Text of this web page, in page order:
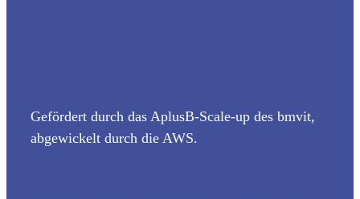
Gefördert durch das AplusB-Scale-up des bmvit,
abgewickelt durch die AWS.